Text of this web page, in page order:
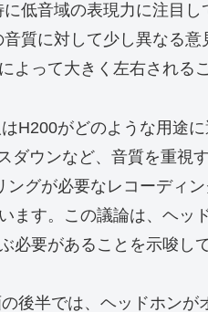
低音域の表現力に注目
質に対して少し異なる
よって大きく左右される
H200がどのような用途
ダウンなど、音質を重視
グが必要なレコーディ
ます。この議論は、ヘッ
必要があることを示唆し
後半では、ヘッドホン